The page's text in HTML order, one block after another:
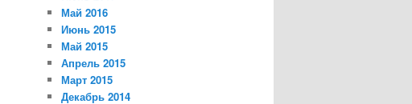
Май 2016
Июнь 2015
Май 2015
Апрель 2015
Март 2015
Декабрь 2014